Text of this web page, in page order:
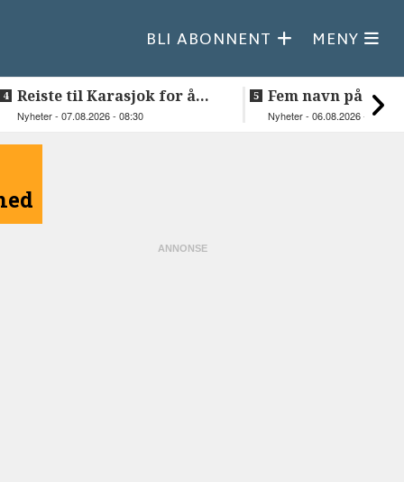
BLI ABONNENT MENY
Reiste til Karasjok for å
vie Ellen og Johan Anders
Nyheter - 07.08.2026 - 08:30
Fem navn på
til toppjobben i
Nyheter - 06.08.2026 - 15:03